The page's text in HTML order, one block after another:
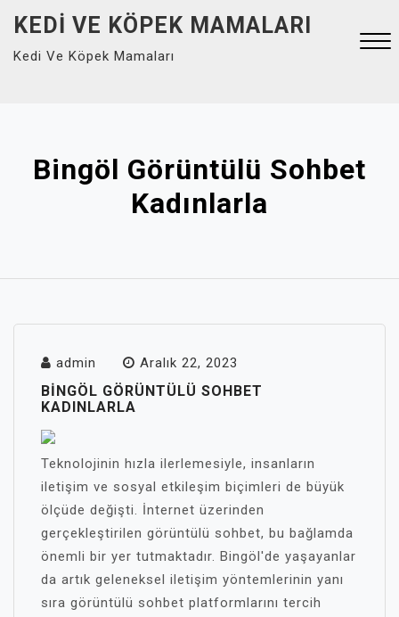
content
KEDI VE KÖPEK MAMALARI
Kedi Ve Köpek Mamaları
Bingöl Görüntülü Sohbet
Kadınlarla
admin Aralık 22, 2023
BINGÖL GÖRÜNTÜLÜ SOHBET
KADINLARLA
Teknolojinin hızla ilerlemesiyle, insanların
iletişim ve sosyal etkileşim biçimleri de büyük
ölçüde değişti. İnternet üzerinden
gerçekleştirilen görüntülü sohbet, bu bağlamda
önemli bir yer tutmaktadır. Bingöl'de yaşayanlar
da artık geleneksel iletişim yöntemlerinin yanı
sıra görüntülü sohbet platformlarını tercih